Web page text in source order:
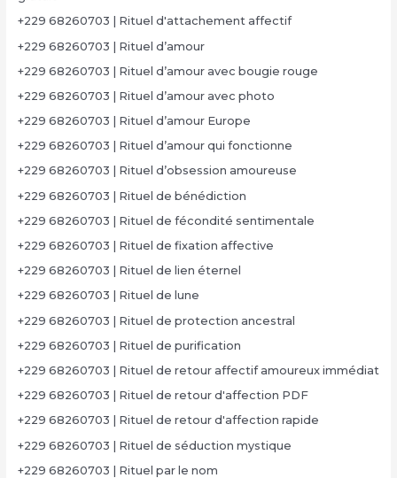
+229 68260703 | Rituel d'attachement affectif
+229 68260703 | Rituel d’amour
+229 68260703 | Rituel d’amour avec bougie rouge
+229 68260703 | Rituel d’amour avec photo
+229 68260703 | Rituel d’amour Europe
+229 68260703 | Rituel d’amour qui fonctionne
+229 68260703 | Rituel d’obsession amoureuse
+229 68260703 | Rituel de bénédiction
+229 68260703 | Rituel de fécondité sentimentale
+229 68260703 | Rituel de fixation affective
+229 68260703 | Rituel de lien éternel
+229 68260703 | Rituel de lune
+229 68260703 | Rituel de protection ancestral
+229 68260703 | Rituel de purification
+229 68260703 | Rituel de retour affectif amoureux immédiat
+229 68260703 | Rituel de retour d'affection PDF
+229 68260703 | Rituel de retour d'affection rapide
+229 68260703 | Rituel de séduction mystique
+229 68260703 | Rituel par le nom